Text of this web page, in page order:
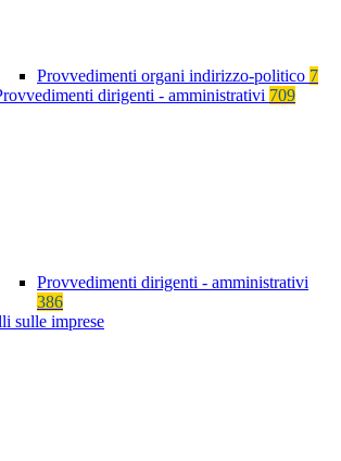
Provvedimenti organi indirizzo-politico 7
dirigenti - amministrativi 709
Provvedimenti dirigenti - amministrativi
386
sulle imprese